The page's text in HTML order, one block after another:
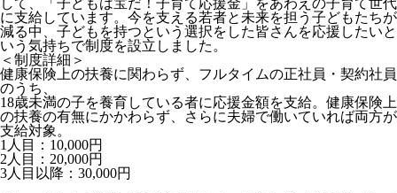
して、「子どもは宝だ！子育て応援金」をあわえの子育て世代
に支給しています。今を支える若者と未来を担う子どもたちが
減る中、子どもを持つという選択をした皆さんを応援したいと
いう気持ちで制度を設立しました。
​＜制度詳細＞
健康保険上の扶養に関わらず、フルタイムの正社員・契約社員
のうち、
18歳未満の子を養育している者に応援金額を支給。​健康保険上
の扶養の有無にかかわらず、さらに夫婦で働いていれば両方が
支給対象。​
​1人目：10,000円​
2人目：20,000円​
3人目以降：30,000円​​